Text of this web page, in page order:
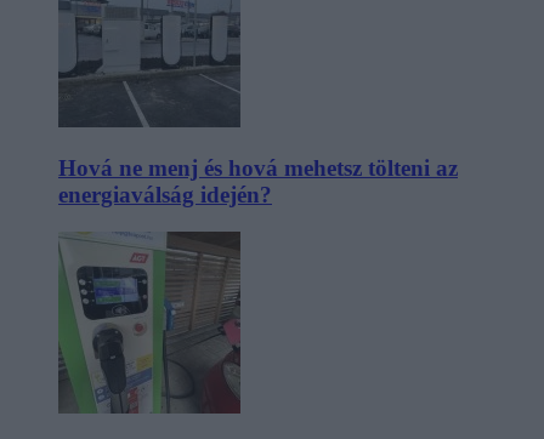
Hová ne menj és hová mehetsz tölteni az
energiaválság idején?